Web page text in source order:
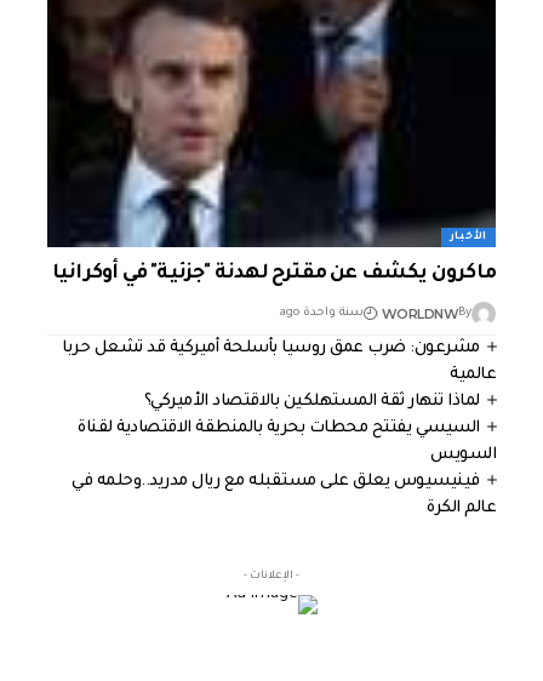
الأخبار
ماكرون يكشف عن مقترح لهدنة "جزئية" في أوكرانيا
By
WORLDNW سنة واحدة ago
مشرعون: ضرب عمق روسيا بأسلحة أميركية قد تشعل حربا
عالمية
لماذا تنهار ثقة المستهلكين بالاقتصاد الأميركي؟
السيسي يفتتح محطات بحرية بالمنطقة الاقتصادية لقناة
السويس
فينيسيوس يعلق على مستقبله مع ريال مدريد..وحلمه في
عالم الكرة
- الإعلانات -